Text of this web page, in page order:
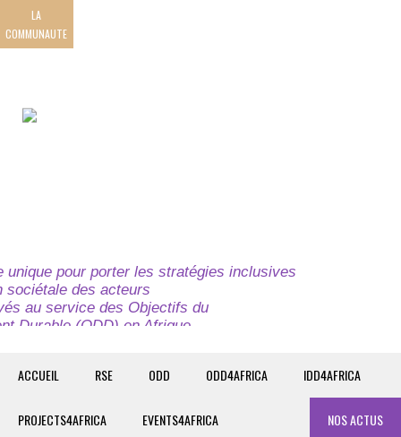
LA
COMMUNAUTE
unique pour porter les stratégies inclusives
sociétale des acteurs
au service des Objectifs du
Durable (ODD) en Afrique.
ACCUEIL RSE ODD ODD4AFRICA IDD4AFRICA
PROJECTS4AFRICA EVENTS4AFRICA NOS ACTUS